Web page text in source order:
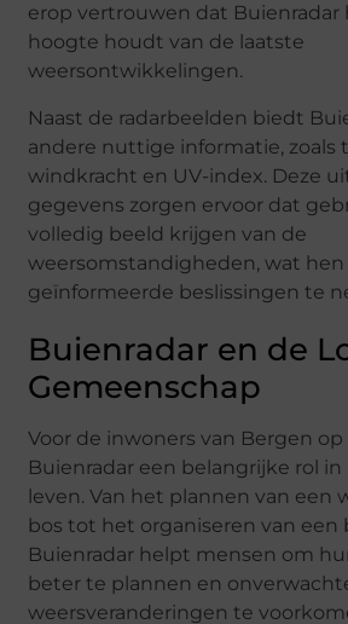
erop vertrouwen dat Buienradar
hoogte houdt van de laatste
weersontwikkelingen.
Naast de radarbeelden biedt
andere nuttige informatie, zoals
windkracht en UV-index. Deze
gegevens zorgen ervoor dat
volledig beeld krijgen van de
weersomstandigheden, wat
geïnformeerde beslissingen te
Buienradar en de
Gemeenschap
Voor de inwoners van Bergen
Buienradar een belangrijke rol
leven. Van het plannen van een
bos tot het organiseren van een
Buienradar helpt mensen om
beter te plannen en
weersveranderingen te